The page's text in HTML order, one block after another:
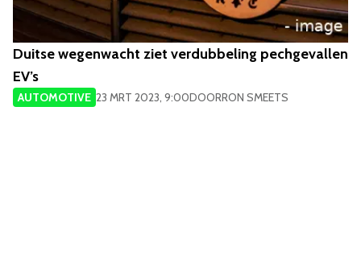
Duitse wegenwacht ziet verdubbeling pechgevallen
EV’s
AUTOMOTIVE 23 MRT 2023, 9:00DOORRON SMEETS